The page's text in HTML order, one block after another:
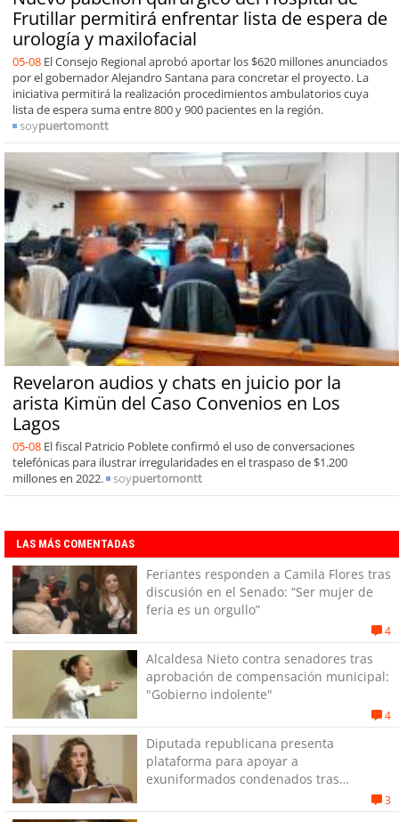
Frutillar permitirá enfrentar lista de espera de
urología y maxilofacial
05-08 El Consejo Regional aprobó aportar los $620 millones anunciados
por el gobernador Alejandro Santana para concretar el proyecto. La
iniciativa permitirá la realización procedimientos ambulatorios cuya
lista de espera suma entre 800 y 900 pacientes en la región.
soypuertomontt
Revelaron audios y chats en juicio por la
arista Kimün del Caso Convenios en Los
Lagos
05-08 El fiscal Patricio Poblete confirmó el uso de conversaciones
telefónicas para ilustrar irregularidades en el traspaso de $1.200
millones en 2022.
soypuertomontt
LAS MÁS COMENTADAS
Feriantes responden a Camila Flores tras
discusión en el Senado: “Ser mujer de
feria es un orgullo”
4
Alcaldesa Nieto contra senadores tras
aprobación de compensación municipal:
"Gobierno indolente"
4
Diputada republicana presenta
plataforma para apoyar a
exuniformados condenados tras
3